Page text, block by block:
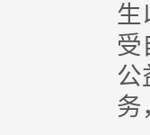
生
受
公
务